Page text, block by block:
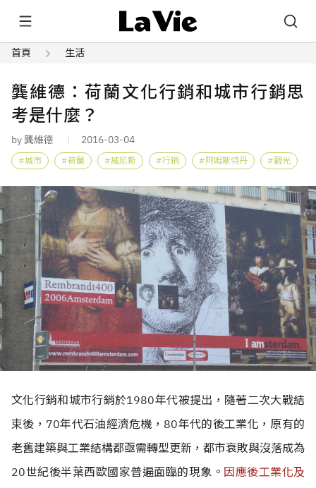
首頁 生活
龔維德：荷蘭文化行銷和城市行銷思
考是什麼？
by 龔維德 2016-03-04
城市 荷蘭 威尼斯 行銷 阿姆斯特丹 觀光
文化行銷和城市行銷於1980年代被提出，隨著二次大戰結
束後，70年代石油經濟危機，80年代的後工業化，原有的
老舊建築與工業結構都亟需轉型更新，都市衰敗與沒落成為
20世紀後半葉西歐國家普遍面臨的現象。 因應後工業化及